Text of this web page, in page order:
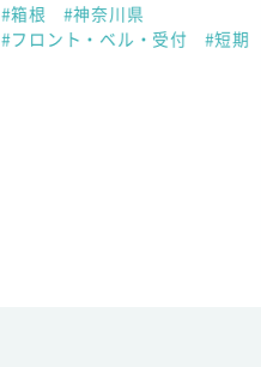
#箱根
#神奈川県
#フロント・ベル・受付
#短期